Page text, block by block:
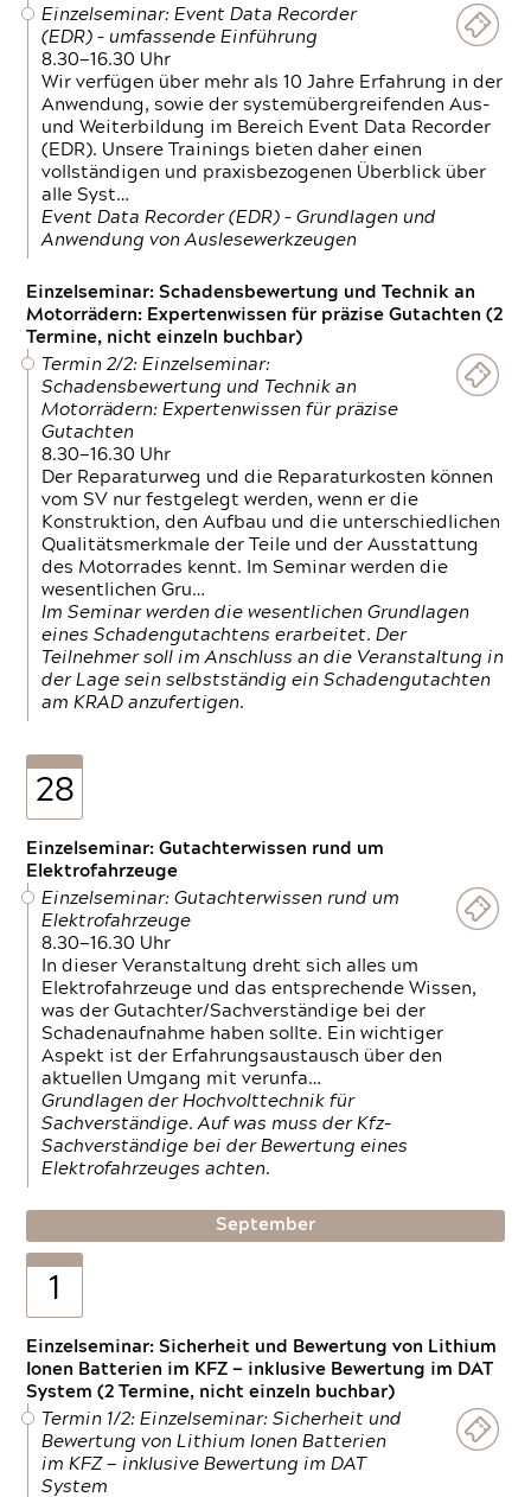
Einzelseminar: Event Data Recorder
(EDR) – umfassende Einführung
8.30—16.30 Uhr
Wir verfügen über mehr als 10 Jahre Erfahrung in der
Anwendung, sowie der systemübergreifenden Aus-
und Weiterbildung im Bereich Event Data Recorder
(EDR). Unsere Trainings bieten daher einen
vollständigen und praxisbezogenen Überblick über
alle Syst…
Event Data Recorder (EDR) – Grundlagen und
Anwendung von Auslesewerkzeugen
Einzelseminar: Schadensbewertung und Technik an
Motorrädern: Expertenwissen für präzise Gutachten (2
Termine, nicht einzeln buchbar)
Termin 2/2: Einzelseminar:
Schadensbewertung und Technik an
Motorrädern: Expertenwissen für präzise
Gutachten
8.30—16.30 Uhr
Der Reparaturweg und die Reparaturkosten können
vom SV nur festgelegt werden, wenn er die
Konstruktion, den Aufbau und die unterschiedlichen
Qualitätsmerkmale der Teile und der Ausstattung
des Motorrades kennt. Im Seminar werden die
wesentlichen Gru…
Im Seminar werden die wesentlichen Grundlagen
eines Schadengutachtens erarbeitet. Der
Teilnehmer soll im Anschluss an die Veranstaltung in
der Lage sein selbstständig ein Schadengutachten
am KRAD anzufertigen.
28
Einzelseminar: Gutachterwissen rund um
Elektrofahrzeuge
Einzelseminar: Gutachterwissen rund um
Elektrofahrzeuge
8.30—16.30 Uhr
In dieser Veranstaltung dreht sich alles um
Elektrofahrzeuge und das entsprechende Wissen,
was der Gutachter/Sachverständige bei der
Schadenaufnahme haben sollte. Ein wichtiger
Aspekt ist der Erfahrungsaustausch über den
aktuellen Umgang mit verunfa…
Grundlagen der Hochvolttechnik für
Sachverständige. Auf was muss der Kfz-
Sachverständige bei der Bewertung eines
Elektrofahrzeuges achten.
September
1
Einzelseminar: Sicherheit und Bewertung von Lithium
Ionen Batterien im KFZ — inklusive Bewertung im DAT
System (2 Termine, nicht einzeln buchbar)
Termin 1/2: Einzelseminar: Sicherheit und
Bewertung von Lithium Ionen Batterien
im KFZ — inklusive Bewertung im DAT
System